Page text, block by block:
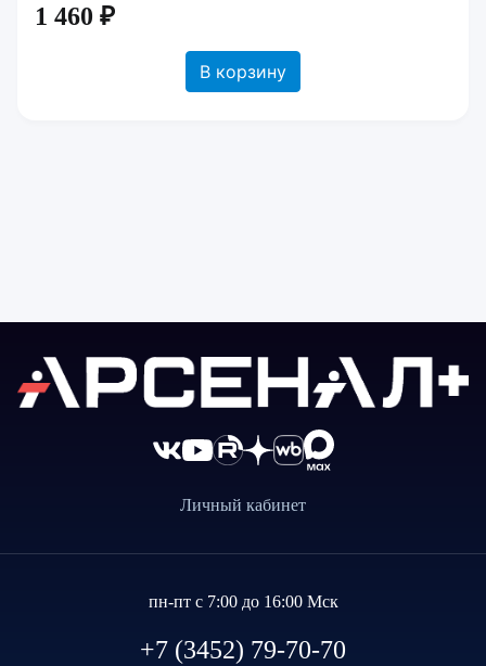
1 460 ₽
В корзину
Личный кабинет
пн-пт с 7:00 до 16:00 Мск
+7 (3452) 79-70-70